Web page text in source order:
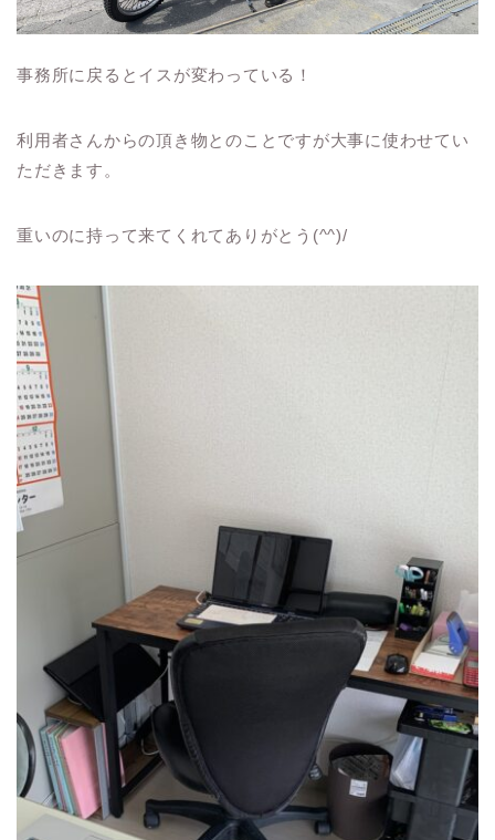
事務所に戻るとイスが変わっている！
利用者さんからの頂き物とのことですが大事に使わせてい
ただきます。
重いのに持って来てくれてありがとう(^^)/